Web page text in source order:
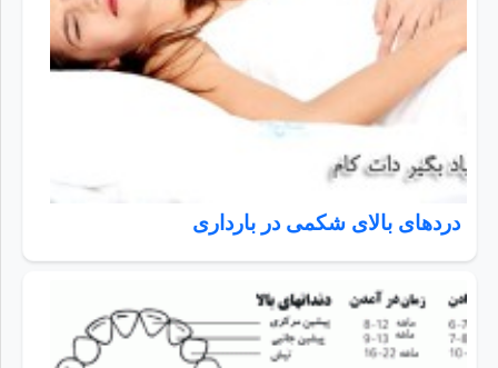
دردهای بالای شکمی در بارداری